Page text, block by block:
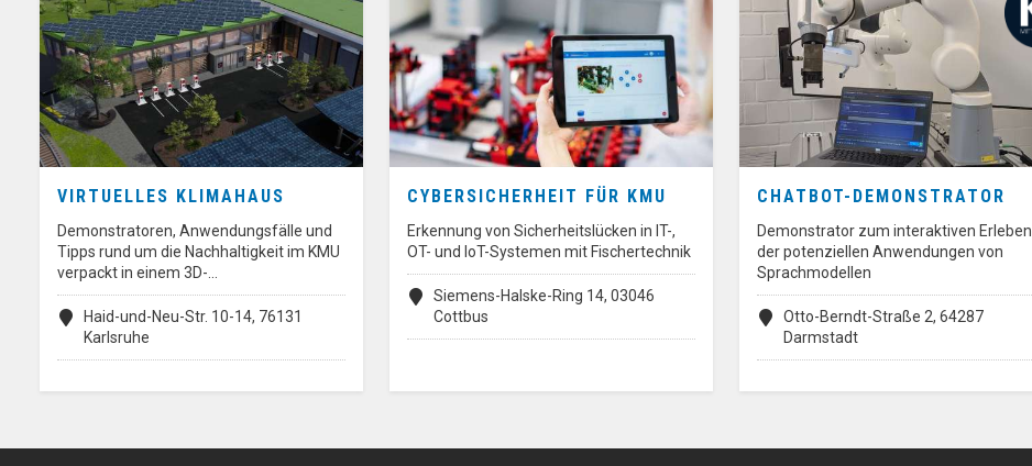
VIRTUELLES KLIMAHAUS
Demonstratoren, Anwendungsfälle und
Tipps rund um die Nachhaltigkeit im KMU
verpackt in einem 3D-…
Haid-und-Neu-Str. 10-14, 76131
Karlsruhe
CYBERSICHERHEIT FÜR KMU
Erkennung von Sicherheitslücken in IT-,
OT- und IoT-Systemen mit Fischertechnik
Siemens-Halske-Ring 14, 03046
Cottbus
CHATBOT-DEMONSTRATOR
Demonstrator zum interaktiven Erleben
der potenziellen Anwendungen von
Sprachmodellen
Otto-Berndt-Straße 2, 64287
Darmstadt